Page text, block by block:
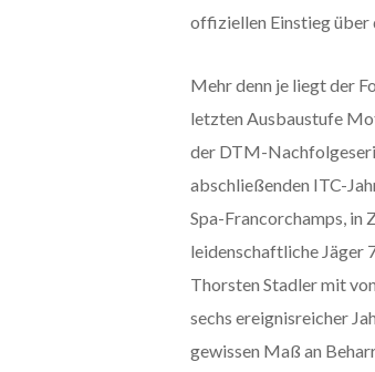
offiziellen Einstieg über
Mehr denn je liegt der
letzten Ausbaustufe
der DTM-
abschließenden ITC-
Spa-Francorchamps, in
leidenschaftliche Jäger
Thorsten Stadler mit
sechs ereignisreicher
gewissen Maß an